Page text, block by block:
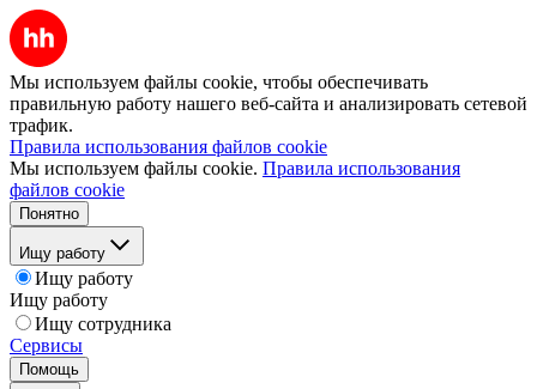
Мы используем файлы cookie, чтобы обеспечивать
правильную работу нашего веб-сайта и анализировать сетевой
трафик.
Правила использования файлов cookie
Мы используем файлы cookie. Правила использования
файлов cookie
Понятно
Ищу работу
Ищу работу
Ищу работу
Ищу сотрудника
Сервисы
Помощь